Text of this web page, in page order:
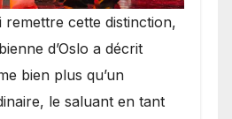
remettre cette distinction,
d’Oslo a décrit
bien plus qu’un
le saluant en tant